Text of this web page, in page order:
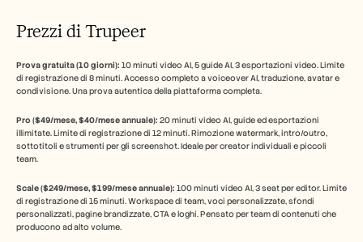
Prezzi di Trupeer
Prova gratuita (10 giorni): 10 minuti video AI, 5 guide AI, 3 esportazioni video. Limite
di registrazione di 8 minuti. Accesso completo a voiceover AI, traduzione, avatar e
condivisione. Una prova autentica della piattaforma completa.
Pro ($49/mese, $40/mese annuale): 20 minuti video AI, guide ed esportazioni
illimitate. Limite di registrazione di 12 minuti. Rimozione watermark, intro/outro,
sottotitoli e strumenti per gli screenshot. Ideale per creator individuali e piccoli
team.
Scale ($249/mese, $199/mese annuale): 100 minuti video AI, 3 seat per editor. Limite
di registrazione di 15 minuti. Workspace di team, voci personalizzate, sfondi
personalizzati, pagine brandizzate, CTA e loghi. Pensato per team di contenuti che
producono ad alto volume.